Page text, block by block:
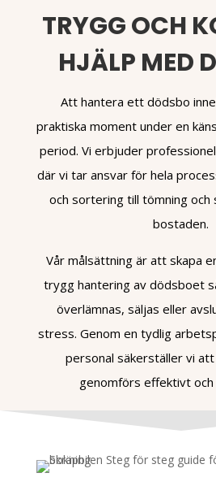
TRYGG OCH
HJÄLP MED
Att hantera ett dödsbo
praktiska moment under en
period. Vi erbjuder
där vi tar ansvar för hela
och sortering till tömning och
bostaden.
Vår målsättning är att skapa
trygg hantering av dödsboet
överlämnas, säljas eller
stress. Genom en tydlig
personal säkerställer vi
genomförs effektivt